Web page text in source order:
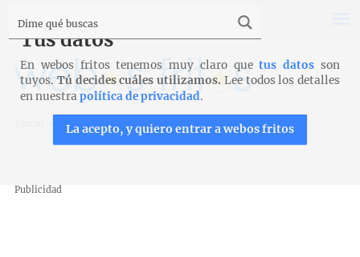
Recetas Entrantes y aperitivos Pan relleno
Publicidad
Tus datos
En webos fritos tenemos muy claro quetus datos son
tuyos. Tú decides cuáles utilizamos. Lee todos los detalles
en nuestrapolítica de privacidad.
La acepto, y quiero entrar a webos fritos